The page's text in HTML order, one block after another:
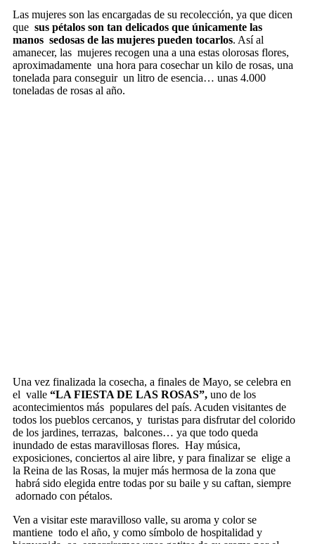
Las mujeres son las encargadas de su recolección, ya que dicen
que sus pétalos son tan delicados que únicamente las
manos sedosas de las mujeres pueden tocarlos. Así al
amanecer, las mujeres recogen una a una estas olorosas flores,
aproximadamente una hora para cosechar un kilo de rosas, una
tonelada para conseguir un litro de esencia… unas 4.000
toneladas de rosas al año.
Una vez finalizada la cosecha, a finales de Mayo, se celebra en
el valle “LA FIESTA DE LAS ROSAS”, uno de los
acontecimientos más populares del país. Acuden visitantes de
todos los pueblos cercanos, y turistas para disfrutar del colorido
de los jardines, terrazas, balcones… ya que todo queda
inundado de estas maravillosas flores. Hay música,
exposiciones, conciertos al aire libre, y para finalizar se elige a
la Reina de las Rosas, la mujer más hermosa de la zona que
habrá sido elegida entre todas por su baile y su caftan, siempre
adornado con pétalos.
Ven a visitar este maravilloso valle, su aroma y color se
mantiene todo el año, y como símbolo de hospitalidad y